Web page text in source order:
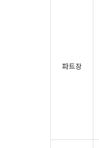
파트장